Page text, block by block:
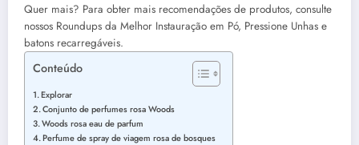
Quer mais? Para obter mais recomendações de produtos, consulte
nossos Roundups da Melhor Instauração em Pó, Pressione Unhas e
batons recarregáveis.
Conteúdo
Explorar
Conjunto de perfumes rosa Woods
Woods rosa eau de parfum
Perfume de spray de viagem rosa de bosques